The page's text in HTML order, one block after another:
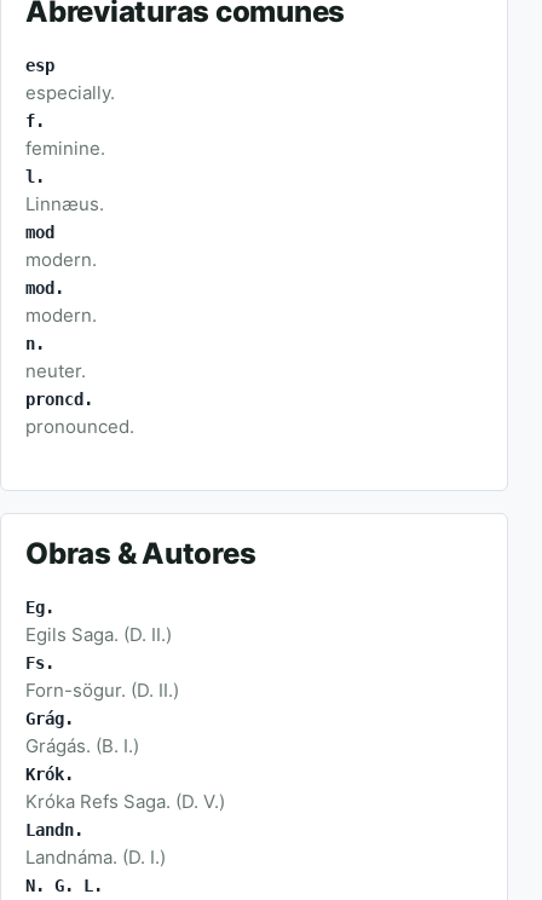
Abreviaturas comunes
esp
especially.
f.
feminine.
l.
Linnæus.
mod
modern.
mod.
modern.
n.
neuter.
proncd.
pronounced.
Obras & Autores
Eg.
Egils Saga. (D. II.)
Fs.
Forn-sögur. (D. II.)
Grág.
Grágás. (B. I.)
Krók.
Króka Refs Saga. (D. V.)
Landn.
Landnáma. (D. I.)
N. G. L.